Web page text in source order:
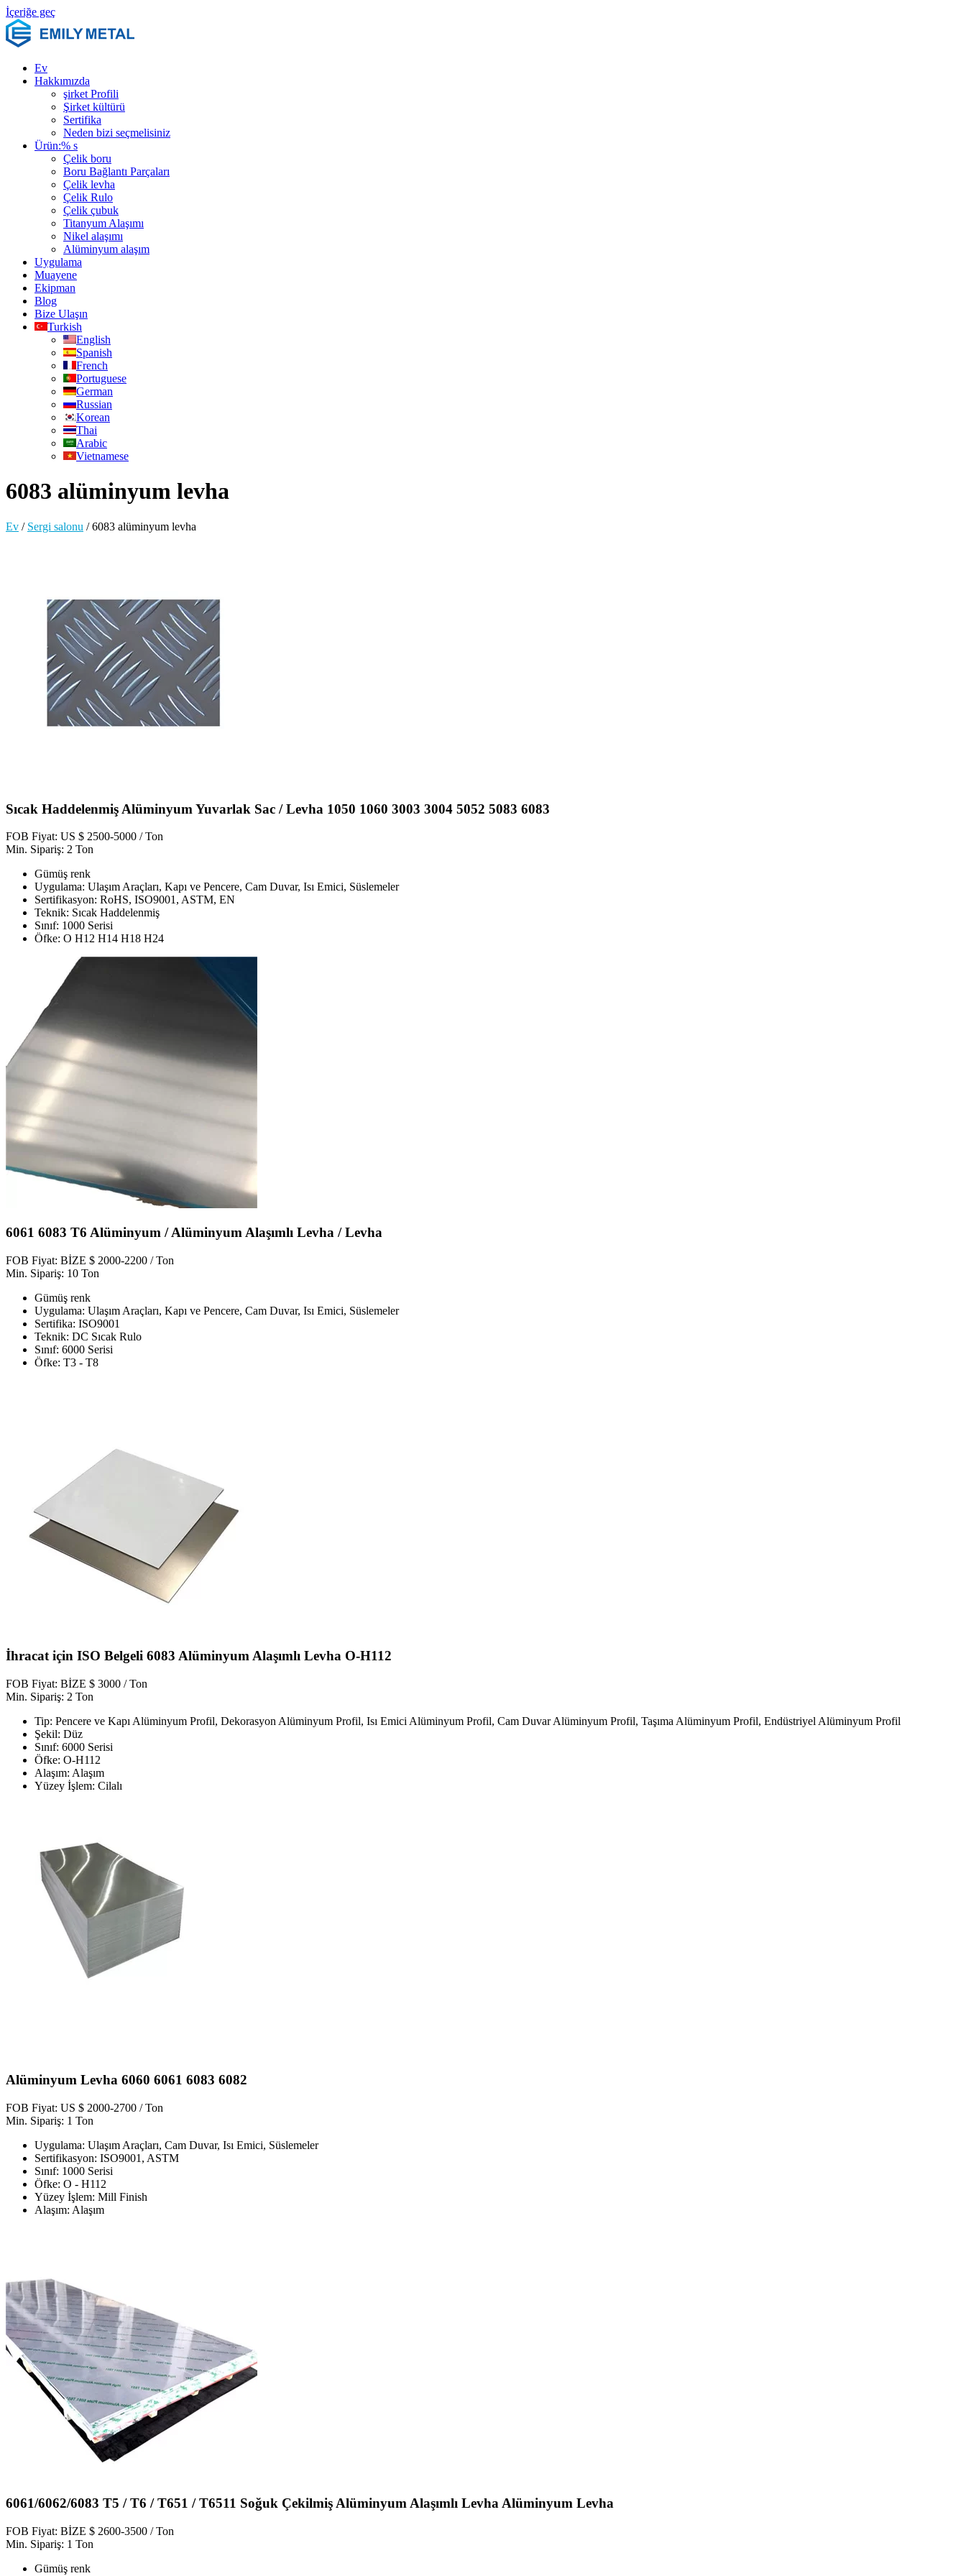
İçeriğe geç
Ev
Hakkımızda
şirket Profili
Şirket kültürü
Sertifika
Neden bizi seçmelisiniz
Ürün:% s
Çelik boru
Boru Bağlantı Parçaları
Çelik levha
Çelik Rulo
Çelik çubuk
Titanyum Alaşımı
Nikel alaşımı
Alüminyum alaşım
Uygulama
Muayene
Ekipman
Blog
Bize Ulaşın
Turkish
English
Spanish
French
Portuguese
German
Russian
Korean
Thai
Arabic
Vietnamese
6083 alüminyum levha
Ev / Sergi salonu /6083 alüminyum levha
Sıcak Haddelenmiş Alüminyum Yuvarlak Sac / Levha 1050 1060 3003 3004 5052 5083 6083
FOB Fiyat: US $ 2500-5000 / Ton
Min. Sipariş: 2 Ton
Gümüş renk
Uygulama: Ulaşım Araçları, Kapı ve Pencere, Cam Duvar, Isı Emici, Süslemeler
Sertifikasyon: RoHS, ISO9001, ASTM, EN
Teknik: Sıcak Haddelenmiş
Sınıf: 1000 Serisi
Öfke: O H12 H14 H18 H24
6061 6083 T6 Alüminyum / Alüminyum Alaşımlı Levha / Levha
FOB Fiyat: BİZE $ 2000-2200 / Ton
Min. Sipariş: 10 Ton
Gümüş renk
Uygulama: Ulaşım Araçları, Kapı ve Pencere, Cam Duvar, Isı Emici, Süslemeler
Sertifika: ISO9001
Teknik: DC Sıcak Rulo
Sınıf: 6000 Serisi
Öfke: T3 - T8
İhracat için ISO Belgeli 6083 Alüminyum Alaşımlı Levha O-H112
FOB Fiyat: BİZE $ 3000 / Ton
Min. Sipariş: 2 Ton
Tip: Pencere ve Kapı Alüminyum Profil, Dekorasyon Alüminyum Profil, Isı Emici Alüminyum Profil, Cam Duvar Alüminyum Profil, Taşıma Alüminyum Profil, Endüstriyel Alüminyum Profil
Şekil: Düz
Sınıf: 6000 Serisi
Öfke: O-H112
Alaşım: Alaşım
Yüzey İşlem: Cilalı
Alüminyum Levha 6060 6061 6083 6082
FOB Fiyat: US $ 2000-2700 / Ton
Min. Sipariş: 1 Ton
Uygulama: Ulaşım Araçları, Cam Duvar, Isı Emici, Süslemeler
Sertifikasyon: ISO9001, ASTM
Sınıf: 1000 Serisi
Öfke: O - H112
Yüzey İşlem: Mill Finish
Alaşım: Alaşım
6061/6062/6083 T5 / T6 / T651 / T6511 Soğuk Çekilmiş Alüminyum Alaşımlı Levha Alüminyum Levha
FOB Fiyat: BİZE $ 2600-3500 / Ton
Min. Sipariş: 1 Ton
Gümüş renk